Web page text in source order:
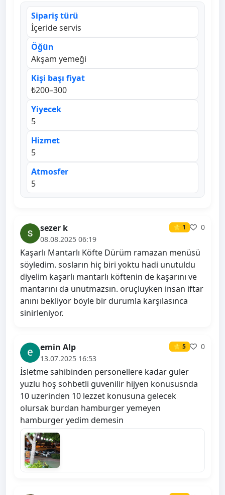
Sipariş türü
İçeride servis
Öğün
Akşam yemeği
Kişi başı fiyat
₺200–300
Yiyecek
5
Hizmet
5
Atmosfer
5
sezer k ⭐ 1
0
08.08.2025 06:19
Kaşarlı Mantarlı Köfte Dürüm ramazan menüsü
söyledim. sosların hiç biri yoktu hadi unutuldu
diyelim kaşarlı mantarlı köftenin de kaşarını ve
mantarını da unutmazsın. oruçluyken insan iftar
anını bekliyor böyle bir durumla karşılasınca
sinirleniyor.
emin Alp ⭐ 5
0
13.07.2025 16:53
İsletme sahibinden personellere kadar guler
yuzlu hoş sohbetli guvenilir hijyen konususnda
10 uzerinden 10 lezzet konusuna gelecek
olursak burdan hamburger yemeyen
hamburger yedim demesin